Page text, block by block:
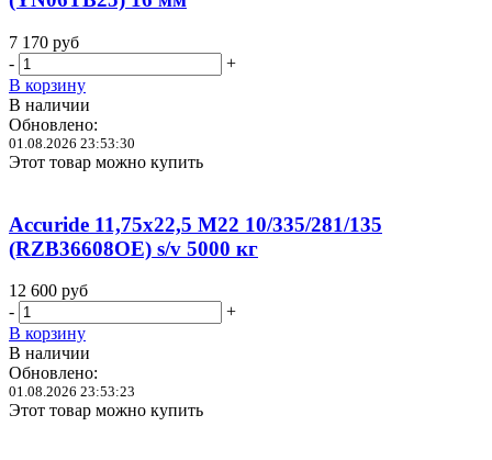
7 170 руб
-
+
В корзину
В наличии
Обновлено:
01.08.2026 23:53:30
Этот товар можно купить
Accuride 11,75x22,5 M22 10/335/281/135
(RZB36608OE) s/v 5000 кг
12 600 руб
-
+
В корзину
В наличии
Обновлено:
01.08.2026 23:53:23
Этот товар можно купить